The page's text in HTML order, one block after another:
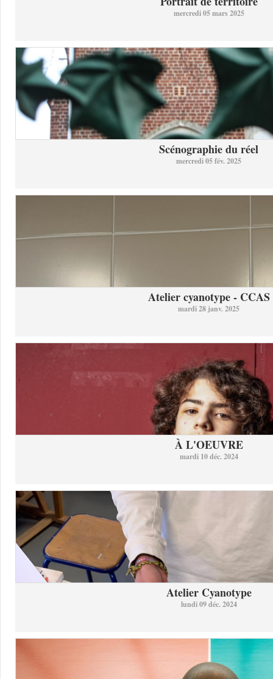
mercredi 05 mars 2025
Scénographie du réel
mercredi 05 fév. 2025
Atelier cyanotype - CCAS
mardi 28 janv. 2025
À L'OEUVRE
mardi 10 déc. 2024
Atelier Cyanotype
lundi 09 déc. 2024